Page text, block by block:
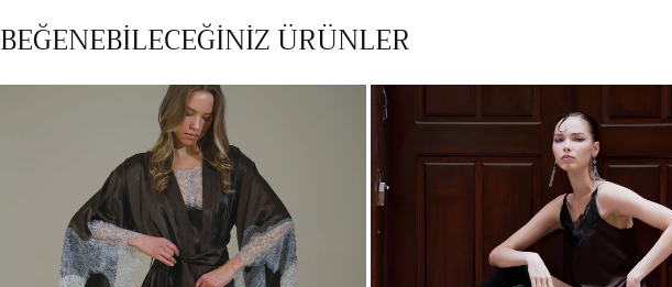
modalda
BEĞENEBİLECEĞİNİZ ÜRÜNLER